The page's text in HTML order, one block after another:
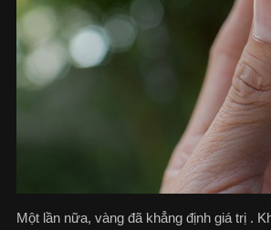
Một lần nữa, vàng đã khẳng định giá trị .